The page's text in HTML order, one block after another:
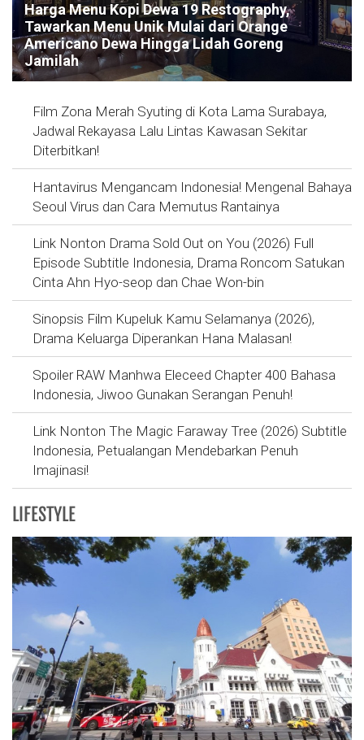
Harga Menu Kopi Dewa 19 Restography,
Tawarkan Menu Unik Mulai dari Orange
Americano Dewa Hingga Lidah Goreng
Jamilah
Film Zona Merah Syuting di Kota Lama Surabaya,
Jadwal Rekayasa Lalu Lintas Kawasan Sekitar
Diterbitkan!
Hantavirus Mengancam Indonesia! Mengenal Bahaya
Seoul Virus dan Cara Memutus Rantainya
Link Nonton Drama Sold Out on You (2026) Full
Episode Subtitle Indonesia, Drama Roncom Satukan
Cinta Ahn Hyo-seop dan Chae Won-bin
Sinopsis Film Kupeluk Kamu Selamanya (2026),
Drama Keluarga Diperankan Hana Malasan!
Spoiler RAW Manhwa Eleceed Chapter 400 Bahasa
Indonesia, Jiwoo Gunakan Serangan Penuh!
Link Nonton The Magic Faraway Tree (2026) Subtitle
Indonesia, Petualangan Mendebarkan Penuh
Imajinasi!
LIFESTYLE